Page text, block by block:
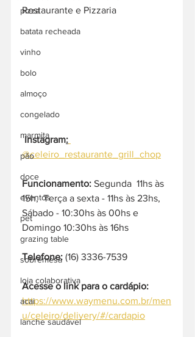
pizza
batata recheada
vinho
bolo
almoço
congelado
marmita
pão
doce
eventos
pet
grazing table
sobremesa
loja colaborativa
acai
lanche saudável
Restaurante e Pizzaria
Instagram:
@celeiro_restaurante_grill_chop
Funcionamento: Segunda  11hs às
15h,  Terça a sexta - 11hs às 23hs,
Sábado - 10:30hs às 00hs e
Domingo 10:30hs às 16hs
Telefone: (16) 3336-7539
Acesse o link para o cardápio:
https://www.waymenu.com.br/men
u/celeiro/delivery/#/cardapio